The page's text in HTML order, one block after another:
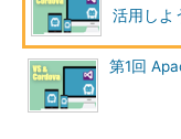
活用しよ
第1回